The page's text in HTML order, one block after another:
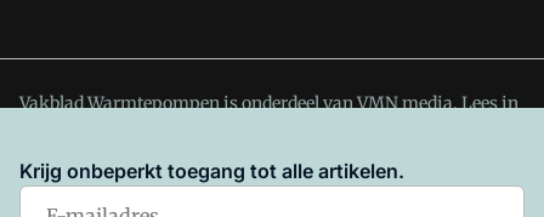
Vakblad Warmtepompen is onderdeel van VMN media. Lees in
deze site zijn de volgende regelingen van toepassing:
Algemene VoorwaardenenPrivacy en Cookie beleid|Privacy
Krijg onbeperkt toegang tot alle artikelen.